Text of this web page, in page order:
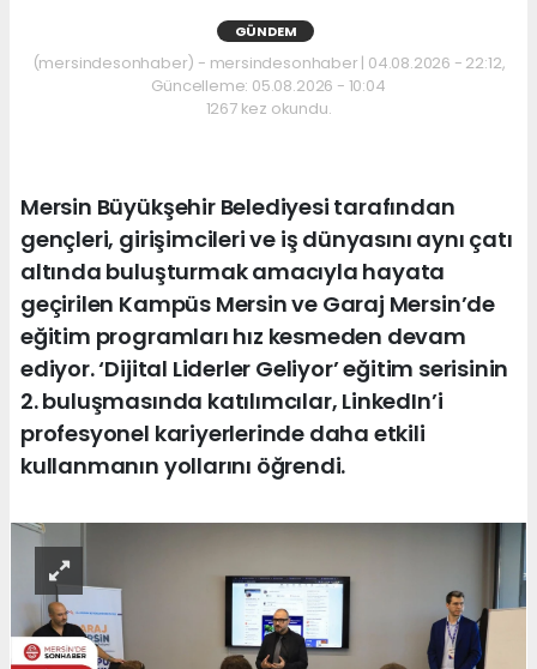
GÜNDEM
(mersindesonhaber) - mersindesonhaber | 04.08.2026 - 22:12,
Güncelleme: 05.08.2026 - 10:04
1267 kez okundu.
Mersin Büyükşehir Belediyesi tarafından
gençleri, girişimcileri ve iş dünyasını aynı çatı
altında buluşturmak amacıyla hayata
geçirilen Kampüs Mersin ve Garaj Mersin’de
eğitim programları hız kesmeden devam
ediyor. ‘Dijital Liderler Geliyor’ eğitim serisinin
2. buluşmasında katılımcılar, LinkedIn’i
profesyonel kariyerlerinde daha etkili
kullanmanın yollarını öğrendi.